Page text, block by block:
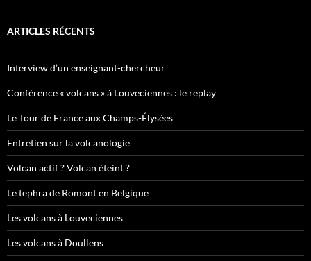
ARTICLES RÉCENTS
Interview d’un enseignant-chercheur
Conférence « volcans » à Louveciennes : le replay
Le Tour de France aux Champs-Élysées
Entretien sur la volcanologie
Volcan actif ? Volcan éteint ?
Le tephra de Romont en Belgique
Les volcans à Louveciennes
Les volcans à Doullens